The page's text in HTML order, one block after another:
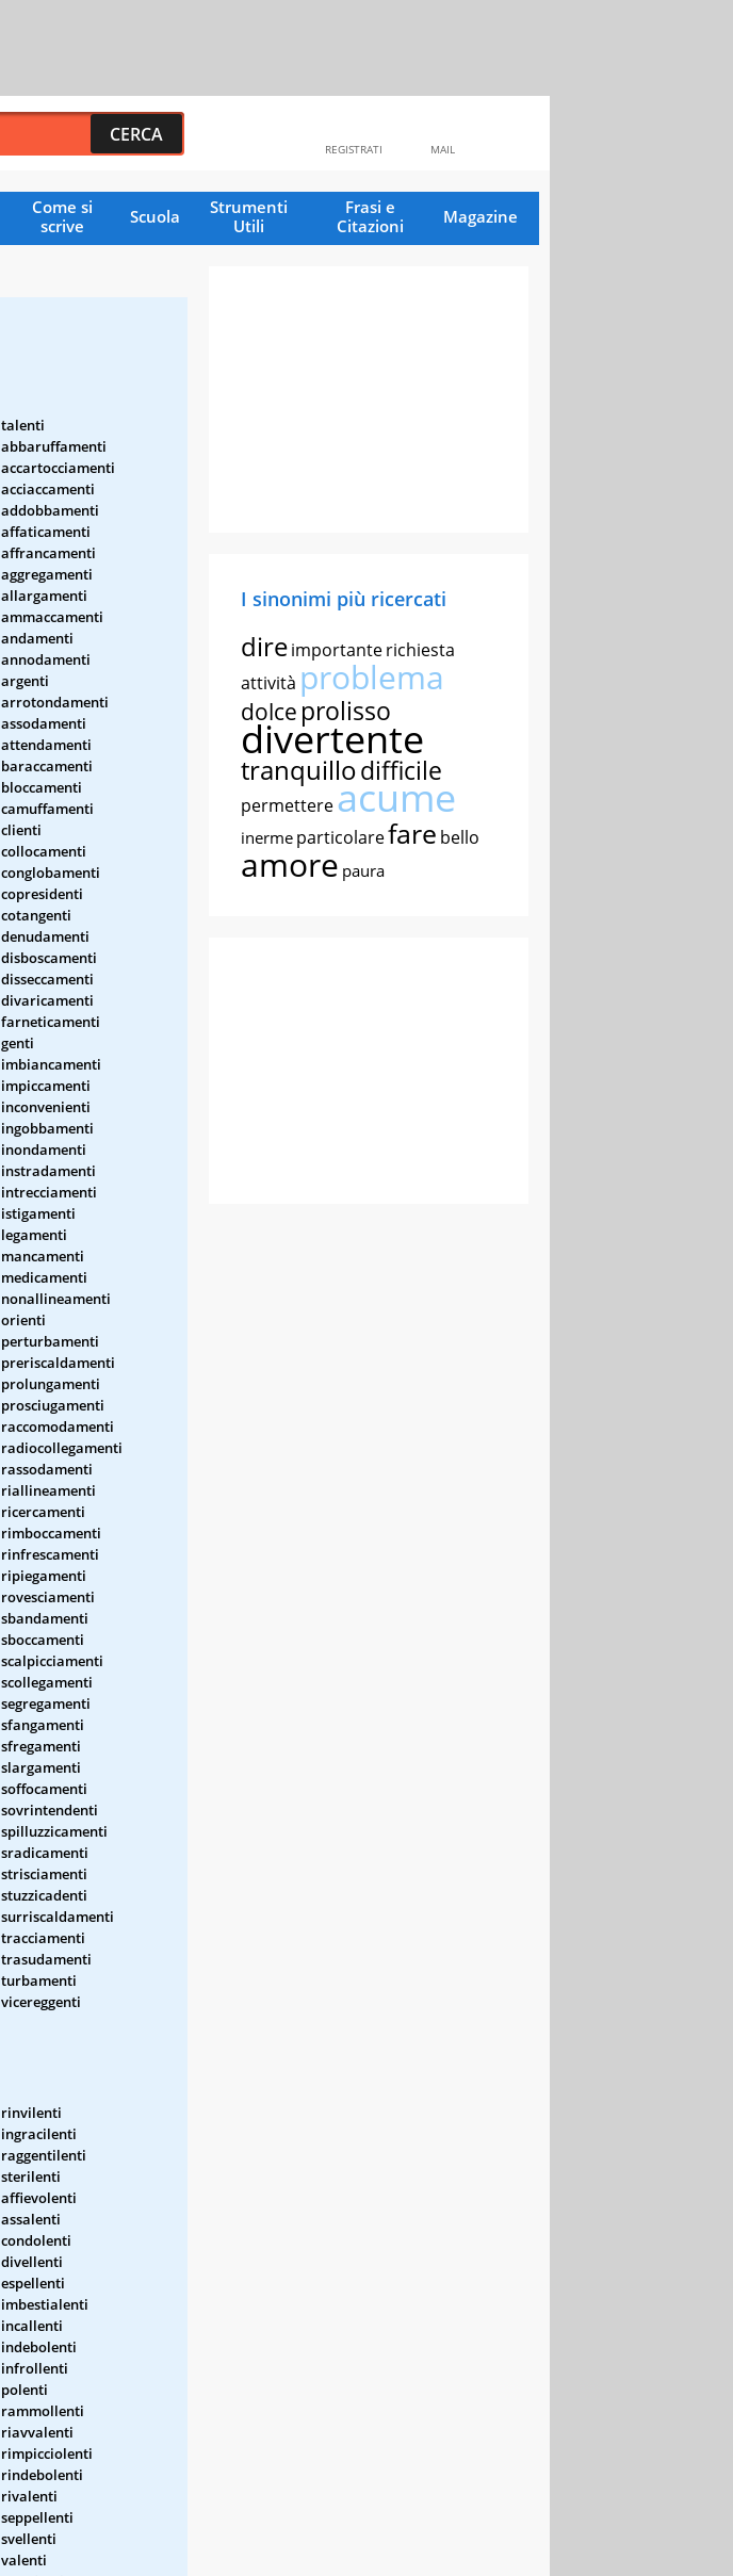
MAIL
REGISTRATI
Come si
scrive
Scuola
Strumenti
Utili
Frasi e
Citazioni
Magazine
talenti
abbaruffamenti
accartocciamenti
acciaccamenti
addobbamenti
affaticamenti
affrancamenti
aggregamenti
allargamenti
ammaccamenti
andamenti
annodamenti
argenti
arrotondamenti
assodamenti
attendamenti
baraccamenti
bloccamenti
camuffamenti
clienti
collocamenti
conglobamenti
copresidenti
cotangenti
denudamenti
disboscamenti
disseccamenti
divaricamenti
farneticamenti
genti
imbiancamenti
impiccamenti
inconvenienti
ingobbamenti
inondamenti
instradamenti
intrecciamenti
istigamenti
legamenti
mancamenti
medicamenti
nonallineamenti
orienti
perturbamenti
preriscaldamenti
prolungamenti
prosciugamenti
raccomodamenti
radiocollegamenti
rassodamenti
riallineamenti
ricercamenti
rimboccamenti
rinfrescamenti
ripiegamenti
rovesciamenti
sbandamenti
sboccamenti
scalpicciamenti
scollegamenti
segregamenti
sfangamenti
sfregamenti
slargamenti
soffocamenti
sovrintendenti
spilluzzicamenti
sradicamenti
strisciamenti
stuzzicadenti
surriscaldamenti
tracciamenti
trasudamenti
turbamenti
vicereggenti
rinvilenti
ingracilenti
raggentilenti
sterilenti
affievolenti
assalenti
condolenti
divellenti
espellenti
imbestialenti
incallenti
indebolenti
infrollenti
polenti
rammollenti
riavvalenti
rimpicciolenti
rindebolenti
rivalenti
seppellenti
svellenti
valenti
I sinonimi più ricercati
direimportanterichiesta
attività problema
dolce prolisso
divertente
tranquillodifficile
permettereacume
inerme particolarefare bello
amore paura